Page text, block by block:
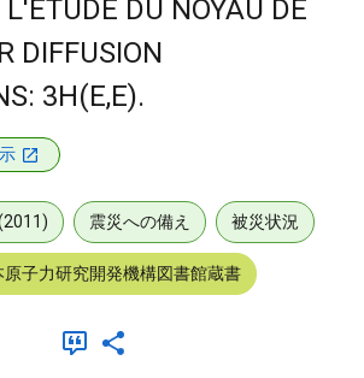
DU NOYAU DE
DIFFUSION
3H(E,E).
震災への備え 被災状況
原子力研究開発機構図書館蔵書